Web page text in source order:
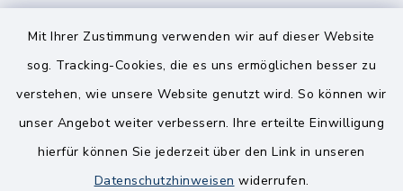
Mit Ihrer Zustimmung verwenden wir auf dieser Website
sog. Tracking-Cookies, die es uns ermöglichen besser zu
verstehen, wie unsere Website genutzt wird. So können wir
unser Angebot weiter verbessern. Ihre erteilte Einwilligung
hierfür können Sie jederzeit über den Link in unseren
Datenschutzhinweisen widerrufen.
8.00-12.00 Uhr
14.00-18.00 Uhr
Mittwoch
Freitag
8.00-11.00 Uhr